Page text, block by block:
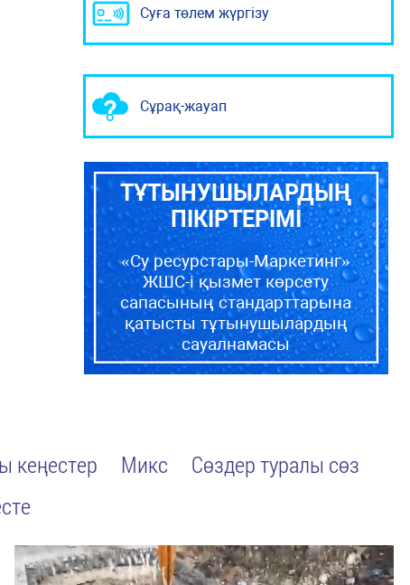
Суға төлем жүргізу
Сұрақ-жауап
ТҰТЫНУШЫЛАРДЫҢ
ПІКІРТЕРІМІ
«Су ресурстары-Маркетинг»
ЖШС-і қызмет көрсету
сапасының стандарттарына
қатысты тұтынушылардың
сауалнамасы
кеңестер Микс
Сөздер туралы сөз